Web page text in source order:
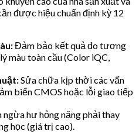
được hiệu chuẩn định kỳ 12
Đảm bảo kết quả đo tương
màu toàn cầu (Color iQC,
Sửa chữa kịp thời các vấn
biến CMOS hoặc lỗi giao tiếp
ngừa hư hỏng nặng phải thay
học (giá trị cao).